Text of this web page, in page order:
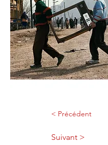
< Précédent
Suivant >